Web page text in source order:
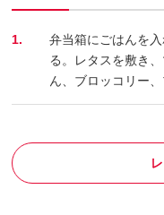
1.
弁当箱にごはんを
る。レタスを敷き
ん、ブロッコリー